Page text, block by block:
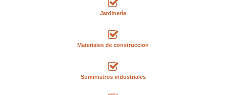
Jardinería
Materiales de construccion
Suministros industriales